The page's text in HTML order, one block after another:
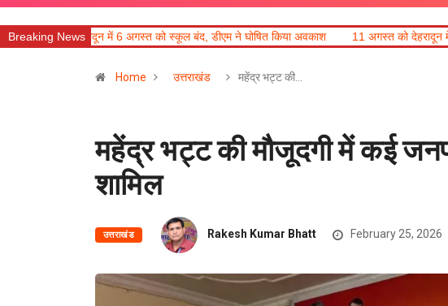
Breaking News
6 अगस्त को स्कूल बंद, डीएम ने घोषित किया अवकाश 11 अगस्त को देहरादून में रोजगार मेला, 559 पदों पर
Home उत्तराखंड महेंद्र भट्ट की…
महेंद्र भट्ट की मौजूदगी में कई
शामिल
उत्तराखंड Rakesh Kumar Bhatt February 25, 2026